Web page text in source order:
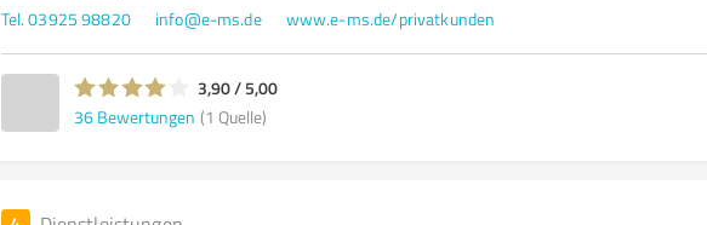
Tel. 03925 98820 info@e-ms.de www.e-ms.de/privatkunden
3,90 / 5,00
36 Bewertungen (1 Quelle)